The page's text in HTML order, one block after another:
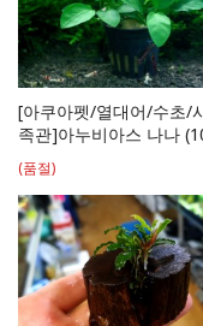
[아쿠아펫/열대어/수초/
족관]아누비아스 나나
(품절)